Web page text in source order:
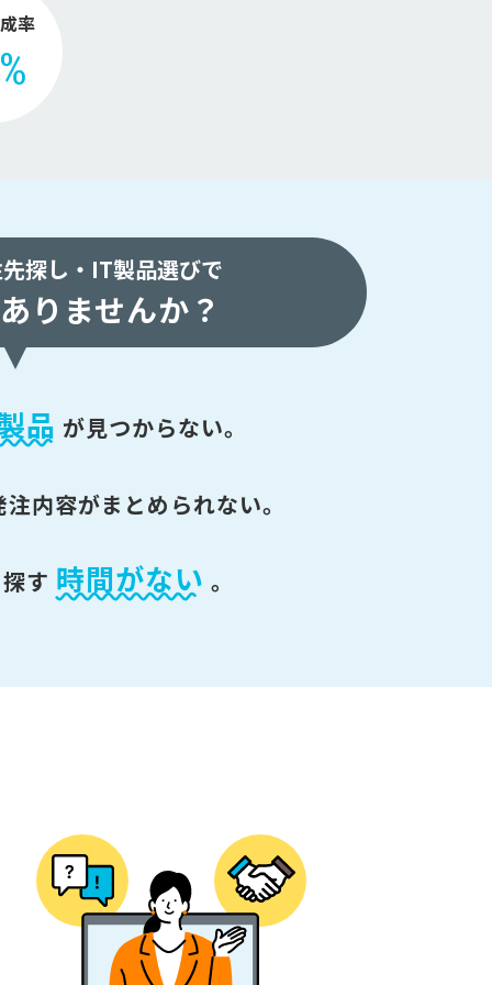
率
探し・ IT製品選びで
りませんか？
品 が見つからない。
注内容がまとめられない。
す 時間がない 。